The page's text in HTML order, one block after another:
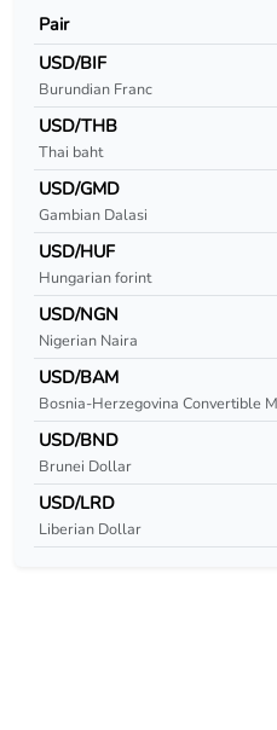
USD/CHF
USD/CLF
USD/CLP
USD/CNY
USD/COP
USD/CRC
USD/CUC
USD/CUP
USD/CVE
USD/CZK
Pair
USD/BIF
Burundian Franc
USD/THB
Thai baht
USD/GMD
Gambian Dalasi
USD/HUF
Hungarian forint
USD/NGN
Nigerian Naira
USD/BAM
Bosnia-Herzegovina Convertible
USD/BND
Brunei Dollar
USD/LRD
Liberian Dollar